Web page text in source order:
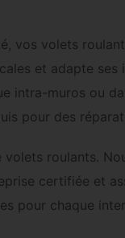
vos volets
et adapte ses
intra-muros ou
pour des
roulants.
certifiée et
pour chaque